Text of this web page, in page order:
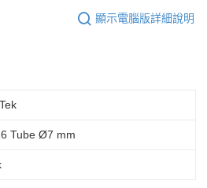
顯示電腦版詳細說明
Tube Ø7 mm